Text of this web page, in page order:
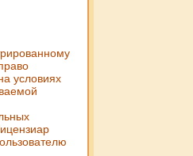
условиях